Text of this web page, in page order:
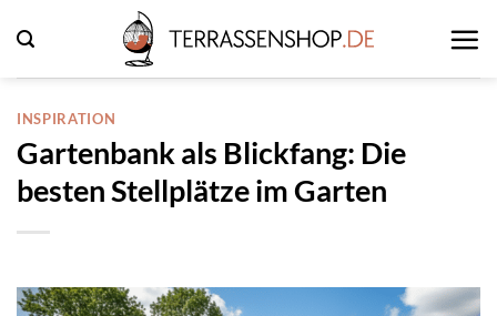
Inhalt
springen
INSPIRATION
Gartenbank als Blickfang: Die
besten Stellplätze im Garten